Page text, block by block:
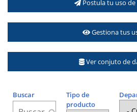
Postula tu uso de
Gestiona tus
Ver conjuto de
Buscar
Tipo de
producto